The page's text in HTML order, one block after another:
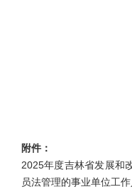
附件：
2025年度吉林省发展和
员法管理的事业单位工